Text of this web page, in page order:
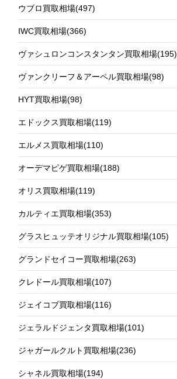
ウブロ買取相場(497)
IWC買取相場(366)
ヴァシュロンコンスタンタン買取相場(195)
ヴァンクリーフ＆アーペル買取相場(98)
HYT買取相場(98)
エドックス買取相場(119)
エルメス買取相場(110)
オーデマピゲ買取相場(188)
オリス買取相場(119)
カルティエ買取相場(353)
グラスヒュッテオリジナル買取相場(105)
グランドセイコー買取相場(263)
クレドール買取相場(107)
ジェイコブ買取相場(116)
ジェラルドジェンタ買取相場(101)
ジャガールクルト買取相場(236)
シャネル買取相場(194)